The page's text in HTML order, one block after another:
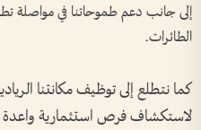
إلى جانب دعم طموحاتنا في مواصلة
الطائرات.
كما نتطلع إلى توظيف مكانتنا
لاستكشاف فرص استثمارية واعدة